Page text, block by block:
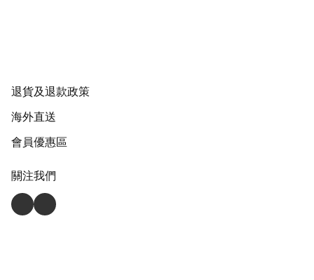
退貨及退款政策
海外直送
會員優惠區
關注我們